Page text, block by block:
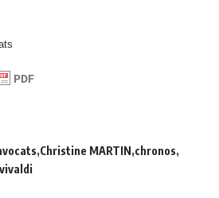
Christine MARTIN chronos
vivaldi